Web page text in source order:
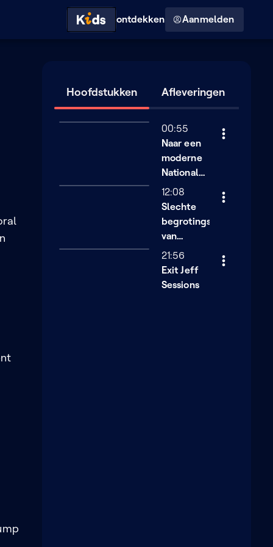
Hoog contrast modus
ontdekken Aanmelden
Hoofdstukken Afleveringen
00:55
Naar een
moderne
Nationale
Bank
12:08
Slechte
begrotingscijfers
van
Europa
21:56
Exit Jeff
Sessions